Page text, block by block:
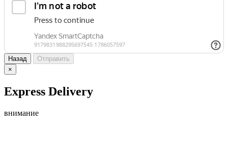
Назад
Отправить
×
Express Delivery
внимание